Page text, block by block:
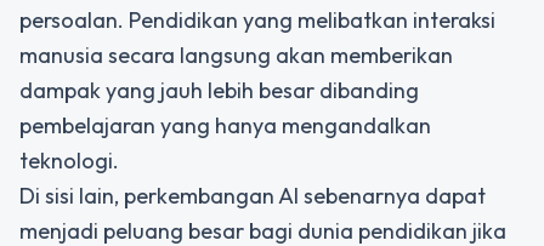
persoalan. Pendidikan yang melibatkan interaksi
manusia secara langsung akan memberikan
dampak yang jauh lebih besar dibanding
pembelajaran yang hanya mengandalkan
teknologi.
Di sisi lain, perkembangan AI sebenarnya dapat
menjadi peluang besar bagi dunia pendidikan jika